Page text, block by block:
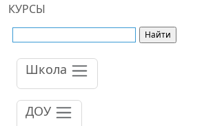
КУРСЫ
Школа
ДОУ